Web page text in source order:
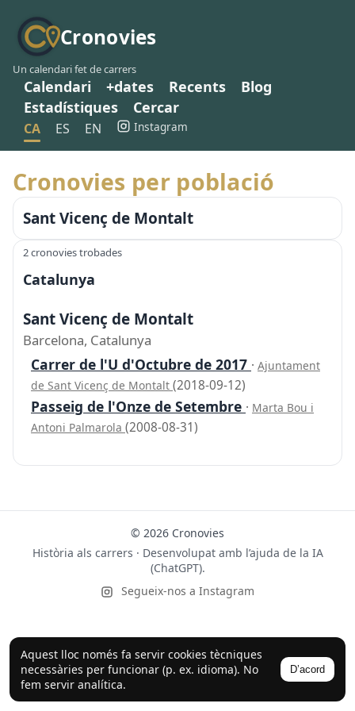
Cronovies
Un calendari fet de carrers
Calendari +dates Recents
Blog
Estadístiques
Cercar
CA ES EN Instagram
Aquest lloc només fa servir cookies tècniques
necessàries per funcionar (p. ex. idioma). No
fem servir analítica.
D’acord
Cronovies per població
Sant Vicenç de Montalt
2 cronovies trobades
Catalunya
Sant Vicenç de Montalt
Barcelona, Catalunya
Carrer de l'U d'Octubre de 2017 · Ajuntament
de Sant Vicenç de Montalt (2018-09-12)
Passeig de l'Onze de Setembre · Marta Bou i
Antoni Palmarola (2008-08-31)
© 2026 Cronovies
Història als carrers · Desenvolupat amb l’ajuda de la IA
(ChatGPT).
Segueix-nos a Instagram